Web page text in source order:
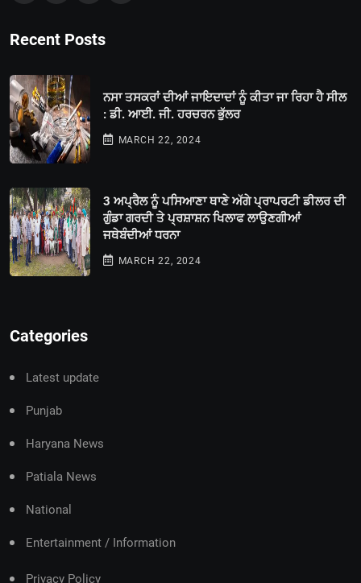
Recent Posts
ਨਸਾ ਤਸਕਰਾਂ ਦੀਆਂ ਜਾਇਦਾਦਾਂ ਨੂੰ ਕੀਤਾ ਜਾ ਰਿਹਾ ਹੈ ਸੀਲ
: ਡੀ. ਆਈ. ਜੀ. ਹਰਚਰਨ ਭੁੱਲਰ
MARCH 22, 2024
3 ਅਪ੍ਰੈਲ ਨੂੰ ਪਸਿਆਣਾ ਥਾਣੇ ਅੱਗੇ ਪ੍ਰਾਪਰਟੀ ਡੀਲਰ ਦੀ
ਗੁੰਡਾ ਗਰਦੀ ਤੇ ਪ੍ਰਸ਼ਾਸ਼ਨ ਖਿਲਾਫ ਲਾਉਣਗੀਆਂ
ਜਥੇਬੰਦੀਆਂ ਧਰਨਾ
MARCH 22, 2024
Categories
Latest update
Punjab
Haryana News
Patiala News
National
Entertainment / Information
Privacy Policy